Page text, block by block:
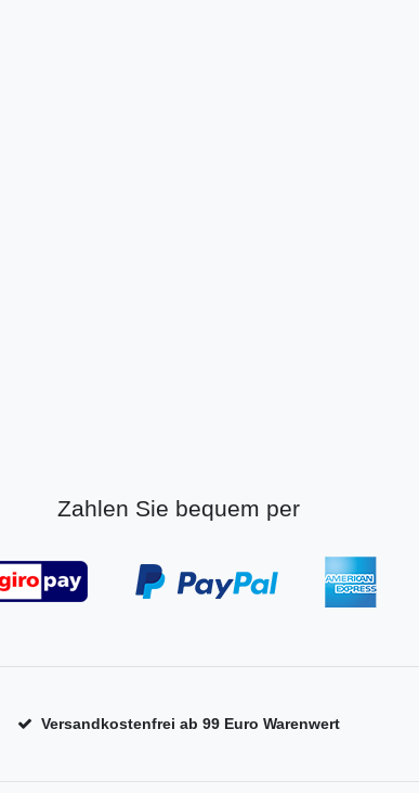
Zahlen Sie bequem per
Versandkostenfrei ab 99 Euro Warenwert